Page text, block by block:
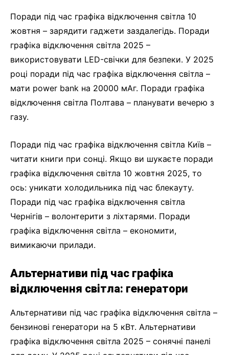
Поради під час графіка відключення світла 10
жовтня – зарядити гаджети заздалегідь. Поради
графіка відключення світла 2025 –
використовувати LED-свічки для безпеки. У 2025
році поради під час графіка відключення світла –
мати power bank на 20000 мАг. Поради графіка
відключення світла Полтава – планувати вечерю з
газу.
Поради під час графіка відключення світла Київ –
читати книги при сонці. Якщо ви шукаєте поради
графіка відключення світла 10 жовтня 2025, то
ось: уникати холодильника під час блекауту.
Поради під час графіка відключення світла
Чернігів – волонтерити з ліхтарями. Поради
графіка відключення світла – економити,
вимикаючи прилади.
Альтернативи під час графіка
відключення світла: генератори
Альтернативи під час графіка відключення світла –
бензинові генератори на 5 кВт. Альтернативи
графіка відключення світла 2025 – сонячні панелі